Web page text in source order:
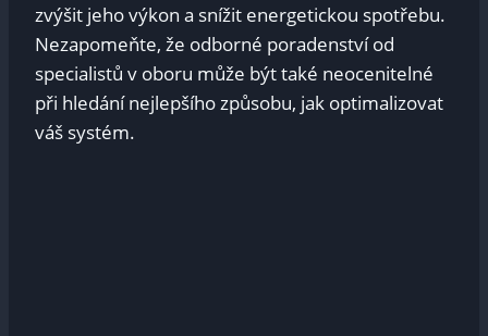
zvýšit jeho výkon a snížit energetickou spotřebu.
Nezapomeňte, že odborné poradenství od
specialistů v oboru může být také neocenitelné
při hledání nejlepšího způsobu, jak optimalizovat
váš systém.